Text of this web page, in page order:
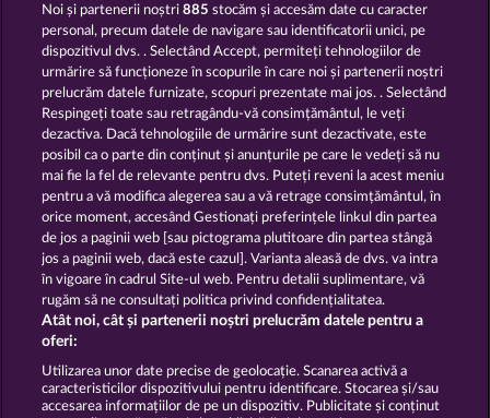
Mallorca Wilds Explodiac Maxi Play
Termeni și condiții
Declarație privind confidențialitatea și
cookies
Asistență tehnică Firmă
Trimite Cererea de Retragere
Noi și partenerii noștri885 stocăm și accesăm date cu caracter
personal, precum datele de navigare sau identificatorii unici, pe
dispozitivul dvs. . Selectând Accept, permiteți tehnologiilor de
urmărire să funcționeze în scopurile în care noi și partenerii noștri
prelucrăm datele furnizate, scopuri prezentate mai jos. . Selectând
Respingeți toate sau retragându-vă consimțământul, le veți
dezactiva. Dacă tehnologiile de urmărire sunt dezactivate, este
posibil ca o parte din conținut și anunțurile pe care le vedeți să nu
mai fie la fel de relevante pentru dvs. Puteți reveni la acest meniu
pentru a vă modifica alegerea sau a vă retrage consimțământul, în
orice moment, accesând Gestionați preferințele linkul din partea
de jos a paginii web [sau pictograma plutitoare din partea stângă
jos a paginii web, dacă este cazul]. Varianta aleasă de dvs. va intra
în vigoare în cadrul Site-ul web. Pentru detalii suplimentare, vă
rugăm să ne consultați politica privind confidențialitatea.
Atât noi, cât și partenerii noștri prelucrăm datele pentru a
oferi:
Utilizarea unor date precise de geolocație. Scanarea activă a
caracteristicilor dispozitivului pentru identificare. Stocarea și/sau
accesarea informațiilor de pe un dispozitiv. Publicitate și conținut